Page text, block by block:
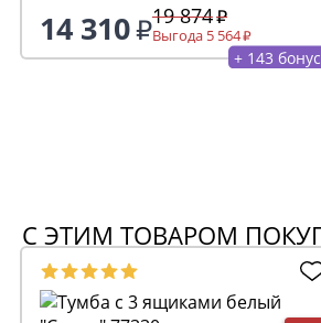
14 310 19 874
Выгода 5 564
+ 143
С ЭТИМ ТОВАРОМ